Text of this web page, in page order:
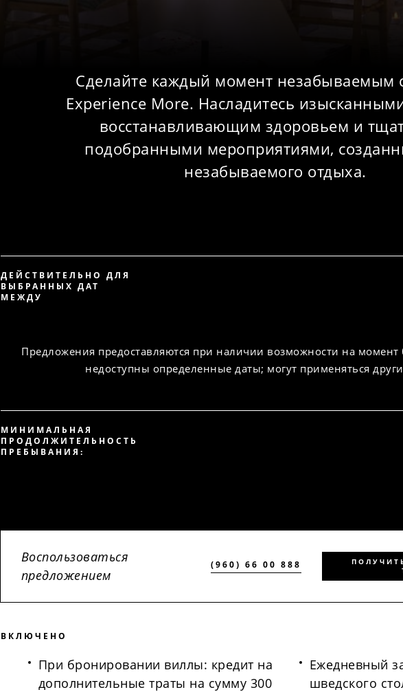
Сделайте каждый момент незабываемым
Experience More. Насладитесь
восстанавливающим здоровьем и
подобранными мероприятиями,
незабываемого отдыха.
ДЕЙСТВИТЕЛЬНО ДЛЯ
ВЫБРАННЫХ ДАТ
МЕЖДУ
Предложения предоставляются при наличии возможности на
недоступны определенные даты; могут применяться
МИНИМАЛЬНАЯ
ПРОДОЛЖИТЕЛЬНОСТЬ
ПРЕБЫВАНИЯ:
Воспользоваться
предложением
(960) 66 00 888
ВКЛЮЧЕНО
При бронировании виллы: кредит на
дополнительные траты на сумму 300
Ежедневный
шведского